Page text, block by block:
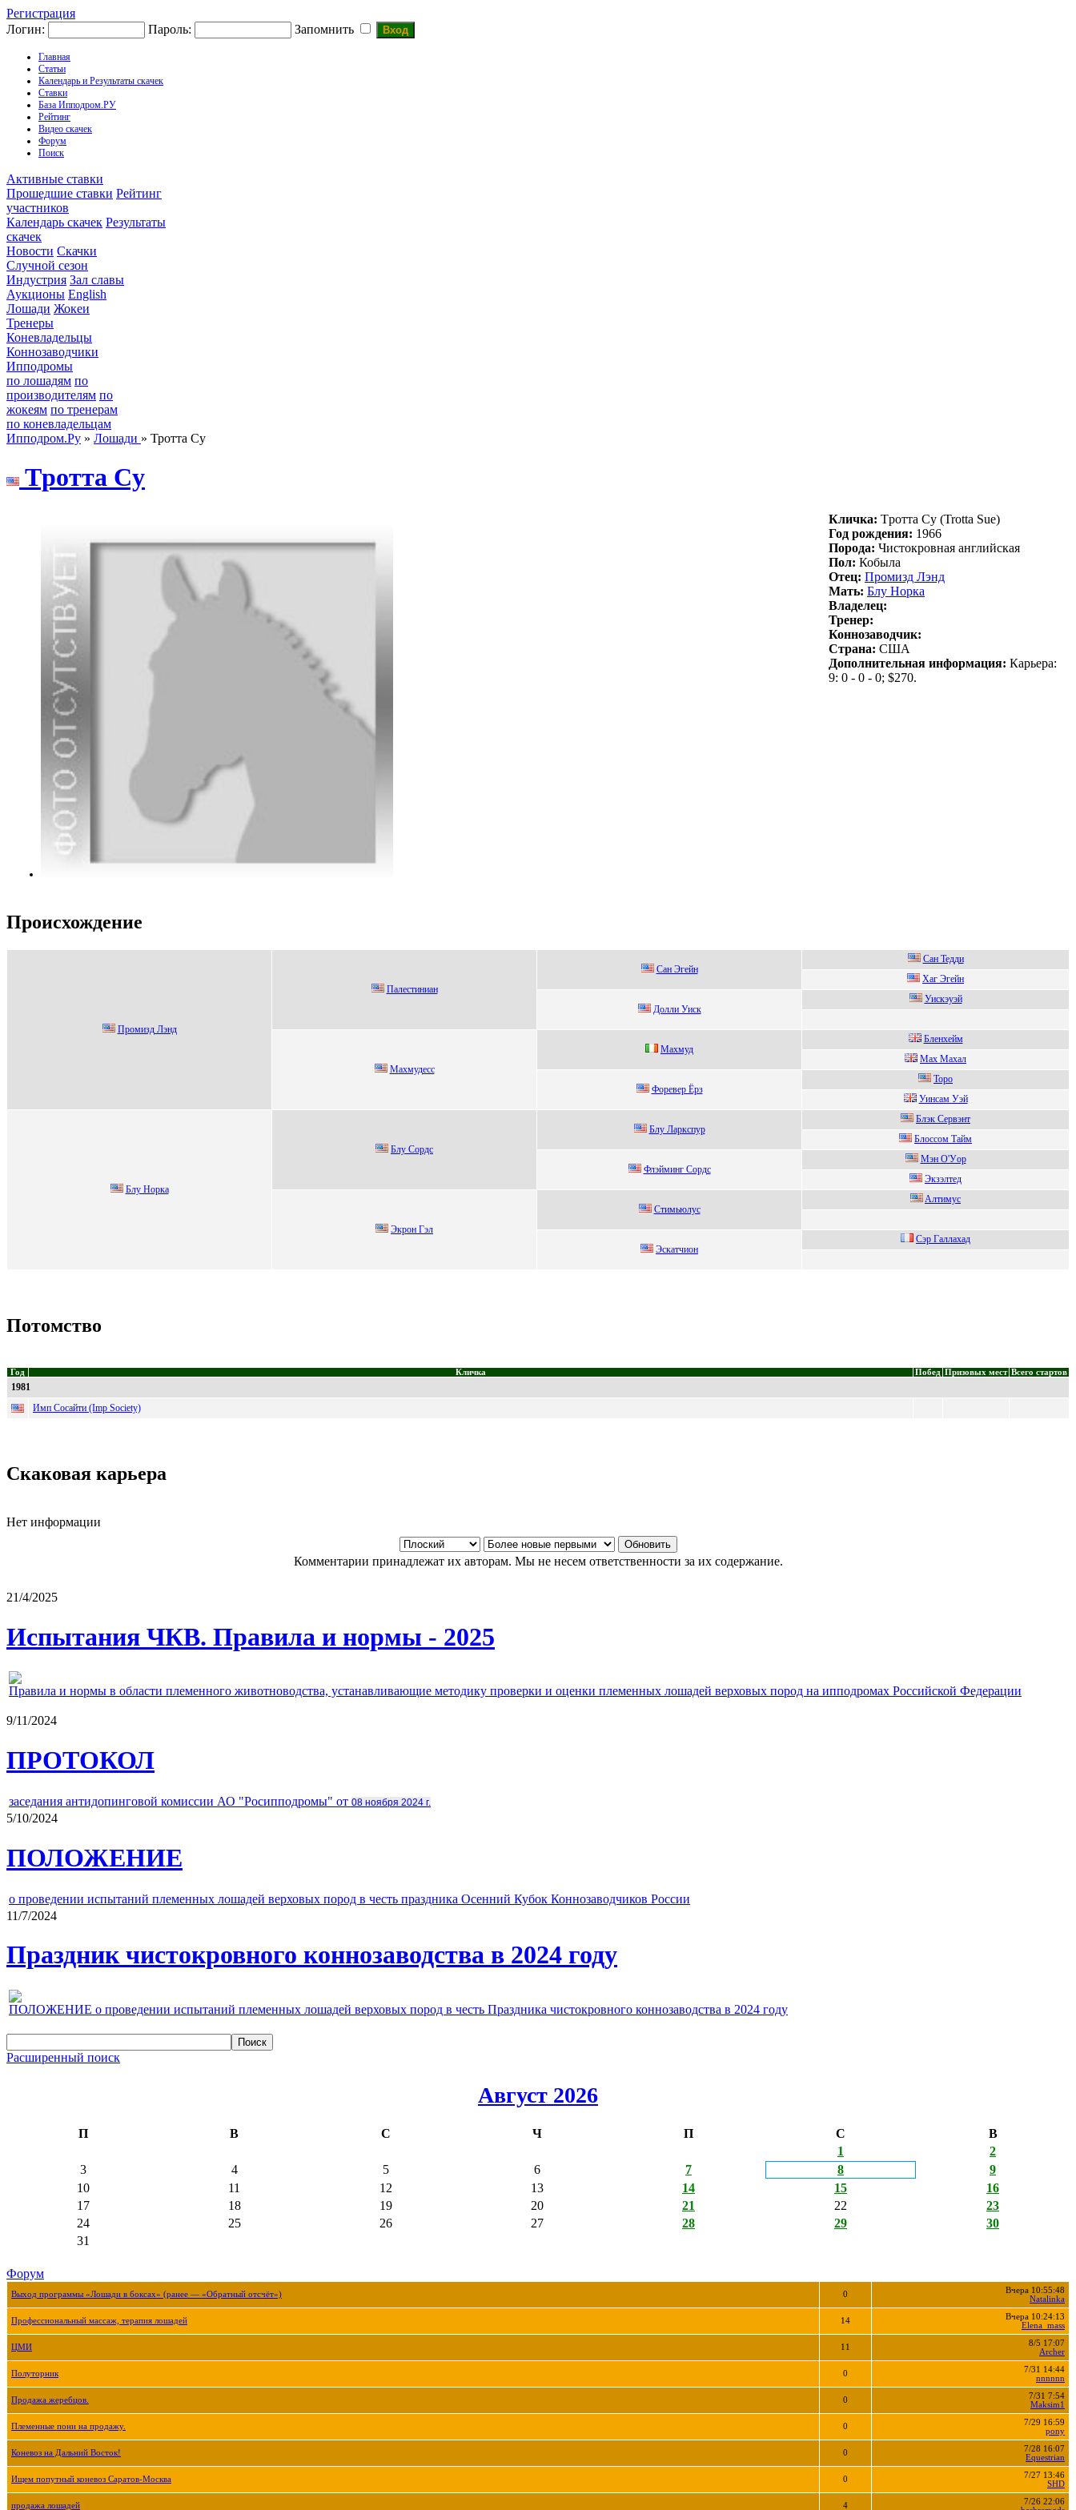
Регистрация
Логин:
Пароль: Запомнить
Главная
Статьи
Календарь и Результаты скачек
Ставки
База Ипподром.РУ
Рейтинг
Видео скачек
Форум
Поиск
Активные ставки
Прошедшие ставки Рейтинг
участников
Календарь скачек Результаты
скачек
Новости Скачки
Случной сезон
Индустрия Зал славы
Аукционы English
Лошади Жокеи
Тренеры
Коневладельцы
Коннозаводчики
Ипподромы
по лошадям по
производителям по
жокеям по тренерам
по коневладельцам
Ипподром.Ру » Лошади » Тротта Су
Tрoтта Cу
Кличка: Tрoтта Cу (Trotta Sue)
Год рождения: 1966
Порода: Чистокровная английская
Пол: Кобыла
Отец: Пpомизд Лэнд
Мать: Блу Hopка
Владелец:
Тренер:
Коннозаводчик:
Страна: США
Дополнительная информация: Карьера:
9: 0 - 0 - 0; $270.
Происхождение
Пpомизд Лэнд
Палecтиниан
Cан Эгейн
Сaн Teдди
Хаг Эгeйн
Дoлли Уиск
Уискэуэй
Mахмудеcc
Мaxмуд
Блeнхeйм
Мaх Мaхaл
Фoревер Ёрз
Toрo
Уинсaм Уэй
Блу Hopка
Блу Сoрдс
Блу Лapкспуp
Блэк Сeрвэнт
Блoссoм Tайм
Флэйминг Сopдс
Mэн О'Уop
Экзэлтeд
Экрон Гэл
Стимьюлус
Aлтимуc
Эcкaтчион
Сэp Гaллaxaд
Потомство
Год Кличка Побед Призовых мест Всего стартов
1981
Имп Сосайти (Imp Society)
Скаковая карьера
Нет информации
Комментарии принадлежат их авторам. Мы не несем ответственности за их содержание.
21/4/2025
Испытания ЧКВ. Правила и нормы - 2025
Правила и нормы в области племенного животноводства, устанавливающие методику проверки и оценки племенных лошадей верховых пород на ипподромах Российской Федерации
9/11/2024
ПРОТОКОЛ
заседания антидопинговой комиссии АО "Росипподромы" от 08 ноября 2024 г.
5/10/2024
ПОЛОЖЕНИЕ
о проведении испытаний племенных лошадей верховых пород в честь праздника Осенний Кубок Коннозаводчиков России
11/7/2024
Праздник чистокровного коннозаводства в 2024 году
ПОЛОЖЕНИЕ о проведении испытаний племенных лошадей верховых пород в честь Праздника чистокровного коннозаводства в 2024 году
Расширенный поиск
Август 2026
П В С Ч П С
В
1
2
3
4 5 6 7 8
9
10
11 12 13 14 15
16
17
18 19 20 21 22
23
24
25 26 27 28 29
30
31
Форум
Выход программы «Лошади в боксах» (ранее — «Обратный отсчёт») 0
Вчера 10:55:48
Natalinka
Профессиональный массаж, терапия лошадей 14
Вчера 10:24:13
Elena_mass
ЦМИ 11
8/5 17:07
Archer
Полуторник 0
7/31 14:44
nnnnnn
Продажа жеребцов. 0
7/31 7:54
Maksim1
Племенные пони на продажу. 0
7/29 16:59
pony
Коневоз на Дальний Восток! 0
7/28 16:07
Equestrian
Ищем попутный коневоз Саратов-Москва 0
7/27 13:46
SHD
продажа лошадей 4
7/26 22:06